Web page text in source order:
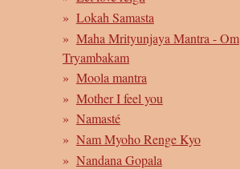
Lokah Samasta
Maha Mrityunjaya Mantra - Om
Tryambakam
Moola mantra
Mother I feel you
Namasté
Nam Myoho Renge Kyo
Nandana Gopala